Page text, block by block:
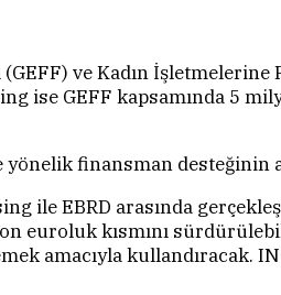
ve Kadın İşletmelerine
ise GEFF kapsamında 5
finansman desteğinin
ile EBRD arasında
euroluk kısmını
amacıyla kullandıracak.